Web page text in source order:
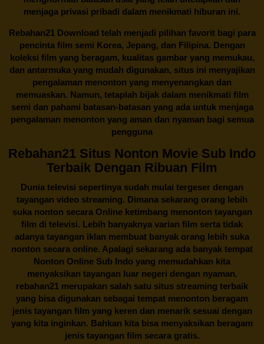
menjaga privasi pribadi dalam menikmati hiburan ini.
Rebahan21Download telah menjadi pilihan favorit bagi para
pencinta film semi Korea, Jepang, dan Filipina. Dengan
koleksi film yang beragam, kualitas gambar yang memukau,
dan antarmuka yang mudah digunakan, situs ini menyajikan
pengalaman menonton yang menyenangkan dan
memuaskan. Namun, tetaplah bijak dalam menikmati film
semi dan pahami batasan-batasan yang ada untuk menjaga
pengalaman menonton yang aman dan nyaman bagi semua
pengguna
Rebahan21 Situs Nonton Movie Sub Indo
Terbaik Dengan Ribuan Film
Dunia televisi sepertinya sudah mulai tergeser dengan
tayangan video streaming. Dimana sekarang orang lebih
suka nonton secara Online ketimbang menonton tayangan
film di televisi. Lebih banyaknya varian film serta tidak
adanya tayangan iklan membuat banyak orang lebih suka
nonton secara online. Apalagi sekarang ada banyak tempat
Nonton Online Sub Indo yang memudahkan kita
menyaksikan tayangan luar negeri dengan nyaman.
rebahan21 merupakan salah satu situs streaming terbaik
yang bisa digunakan sebagai tempat menonton beragam
jenis tayangan film yang keren dan menarik sesuai dengan
yang kita inginkan. Bahkan kita bisa menyaksikan beragam
jenis tayangan film secara gratis.